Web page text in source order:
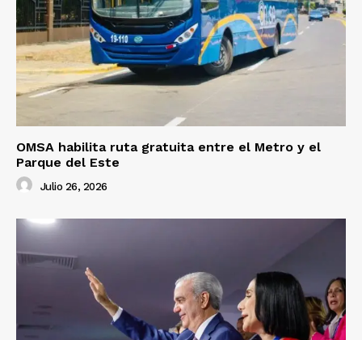
OMSA habilita ruta gratuita entre el Metro y el
Parque del Este
Julio 26, 2026